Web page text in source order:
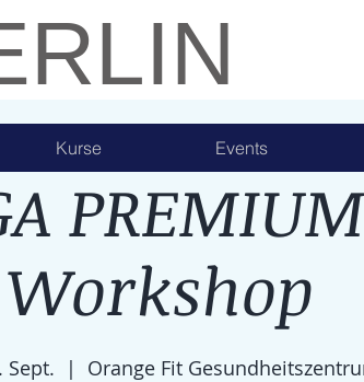
Workshop
Sept.
  |
Orange Fit
Kurse Events